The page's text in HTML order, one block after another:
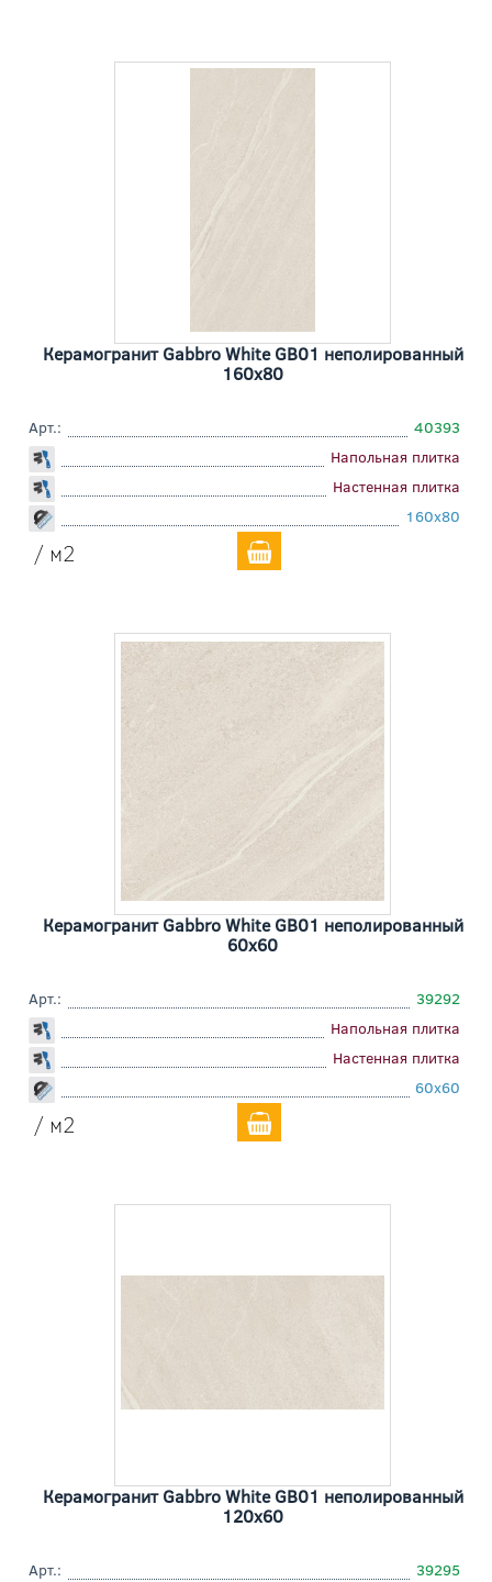
Керамогранит Gabbro White GB01 неполированный
160x80
Арт.:
40393
Напольная плитка
Настенная плитка
160x80
/ м2
Керамогранит Gabbro White GB01 неполированный
60x60
Арт.:
39292
Напольная плитка
Настенная плитка
60x60
/ м2
Керамогранит Gabbro White GB01 неполированный
120x60
Арт.: 39295